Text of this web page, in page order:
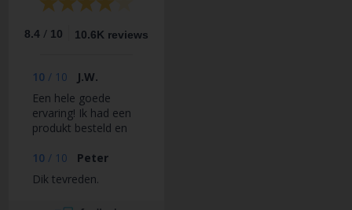
8.4 / 10 10.6K reviews
10 / 10
J.W.
Een hele goede
ervaring! Ik had een
produkt besteld en
geleverd. Er zat een
verkeerd produkt in
de doos. Dit hebben
10 / 10
Peter
Dik tevreden.